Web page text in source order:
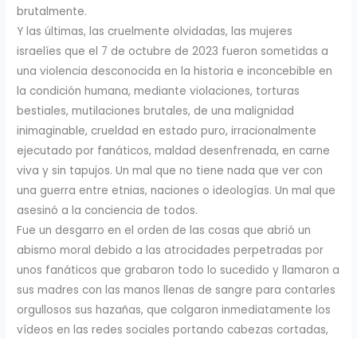
brutalmente.
Y las últimas, las cruelmente olvidadas, las mujeres
israelíes que el 7 de octubre de 2023 fueron sometidas a
una violencia desconocida en la historia e inconcebible en
la condición humana, mediante violaciones, torturas
bestiales, mutilaciones brutales, de una malignidad
inimaginable, crueldad en estado puro, irracionalmente
ejecutado por fanáticos, maldad desenfrenada, en carne
viva y sin tapujos. Un mal que no tiene nada que ver con
una guerra entre etnias, naciones o ideologías. Un mal que
asesinó a la conciencia de todos.
Fue un desgarro en el orden de las cosas que abrió un
abismo moral debido a las atrocidades perpetradas por
unos fanáticos que grabaron todo lo sucedido y llamaron a
sus madres con las manos llenas de sangre para contarles
orgullosos sus hazañas, que colgaron inmediatamente los
vídeos en las redes sociales portando cabezas cortadas,